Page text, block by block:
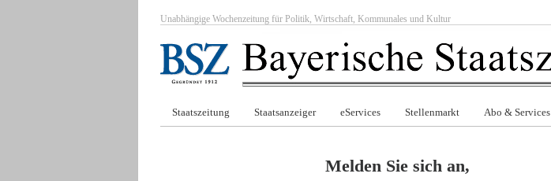
Unabhängige Wochenzeitung für Politik, Wirtschaft, Kommunales und Kultur
Staatszeitung Staatsanzeiger eServices Stellenmarkt Abo & Services
Melden Sie sich an,